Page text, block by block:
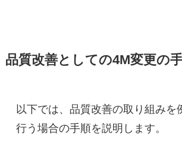
品質改善としての4M変更の
以下では、品質改善の取り組みを
行う場合の手順を説明します。